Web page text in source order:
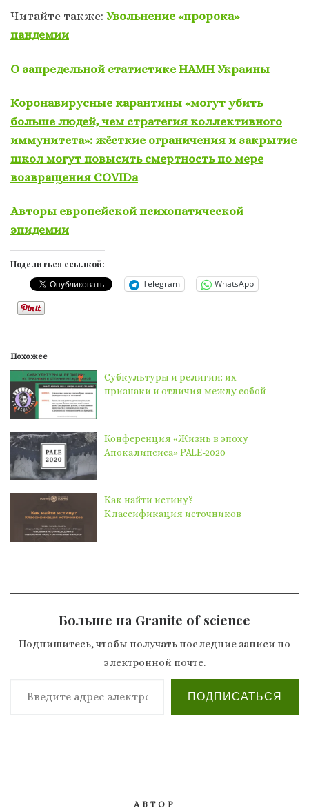
Читайте также: Увольнение «пророка»
пандемии
О запредельной статистике НАМН Украины
Коронавирусные карантины «могут убить
больше людей, чем стратегия коллективного
иммунитета»: жёсткие ограничения и закрытие
школ могут повысить смертность по мере
возвращения COVIDа
Авторы европейской психопатической
эпидемии
Поделиться ссылкой:
Telegram WhatsApp
Похожее
Субкультуры и религии: их
признаки и отличия между собой
Конференция «Жизнь в эпоху
Апокалипсиса» PALE-2020
Как найти истину?
Классификация источников
Больше на Granite of science
Подпишитесь, чтобы получать последние записи по
электронной почте.
Введите адрес электронной почты…
ПОДПИСАТЬСЯ
АВТОР